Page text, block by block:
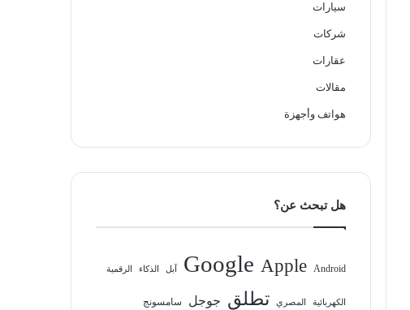
سيارات
شركات
عقارات
مقالات
هواتف وأجهزة
هل تبحث عن؟
Android
Apple
Google آبل الذكاء الرقمية
الكهربائية المصري تطلق جوجل سامسونج